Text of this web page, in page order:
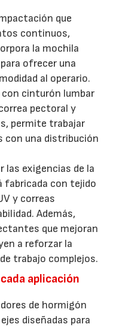
que
continuos,
la mochila
para ofrecer una
al operario.
cinturón lumbar
pectoral y
permite trabajar
con una distribución
las exigencias de la
fabricada con tejido
y correas
Además,
que mejoran
a reforzar la
trabajo complejos.
aplicación
de hormigón
diseñadas para